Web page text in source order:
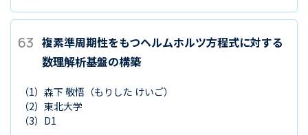
63 複素準周期性をもつヘルムホルツ方程式に対する
数理解析基盤の構築
（1） 森下 敬悟 （もりした けいご）
（2） 東北大学
（3） D1